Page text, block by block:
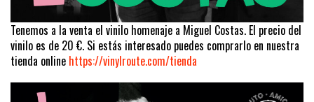
Tenemos a la venta el vinilo homenaje a Miguel Costas. El precio del
vinilo es de 20 €. Si estás interesado puedes comprarlo en nuestra
tienda online https://vinylroute.com/tienda